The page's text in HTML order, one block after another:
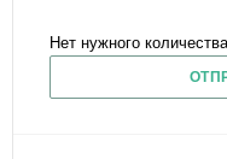
Нет нужного